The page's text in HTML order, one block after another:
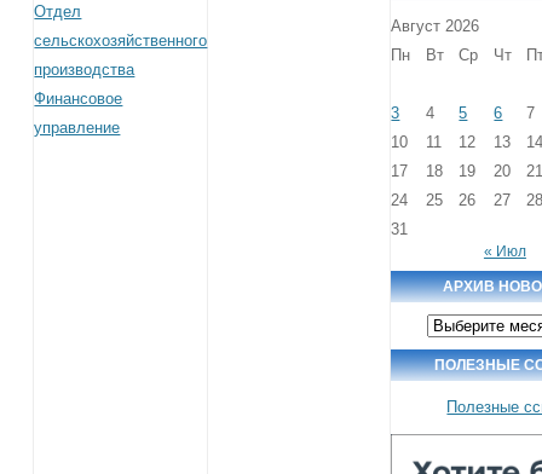
Отдел
сельскохозяйственного
производства
Финансовое
управление
Август 2026
Пн
Вт Ср Чт
3 4 5 6
7
10
11 12 13
17
18 19 20
24
25 26 27
31
« Июл
АРХИВ
Архив
новостей
ПОЛЕЗНЫЕ
Полезные